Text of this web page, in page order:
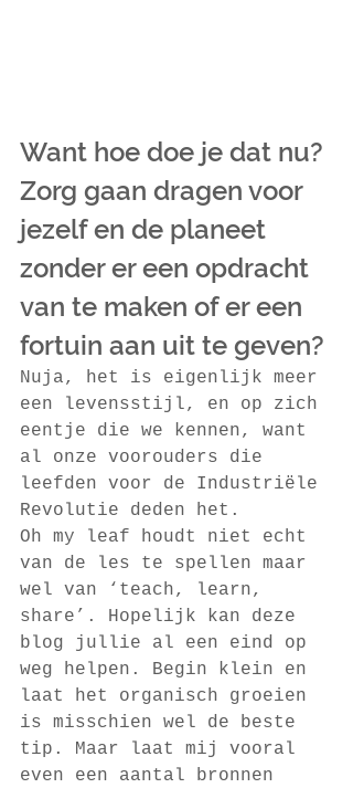
Want hoe doe je dat nu?
Zorg gaan dragen voor
jezelf en de planeet
zonder er een opdracht
van te maken of er een
fortuin aan uit te geven?
Nuja, het is eigenlijk meer
een levensstijl, en op zich
eentje die we kennen, want
al onze voorouders die
leefden voor de Industriële
Revolutie deden het.
Oh my leaf houdt niet echt
van de les te spellen maar
wel van ‘teach, learn,
share’. Hopelijk kan deze
blog jullie al een eind op
weg helpen. Begin klein en
laat het organisch groeien
is misschien wel de beste
tip. Maar laat mij vooral
even een aantal bronnen